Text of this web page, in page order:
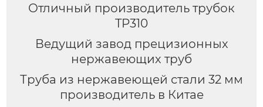
Отличный производитель трубок
TP310
Ведущий завод прецизионных
нержавеющих труб
Труба из нержавеющей стали 32 мм
производитель в Китае